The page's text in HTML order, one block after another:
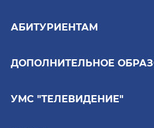
АБИТУРИЕНТАМ
ДОПОЛНИТЕЛЬНОЕ
УМС "ТЕЛЕВИДЕНИЕ"